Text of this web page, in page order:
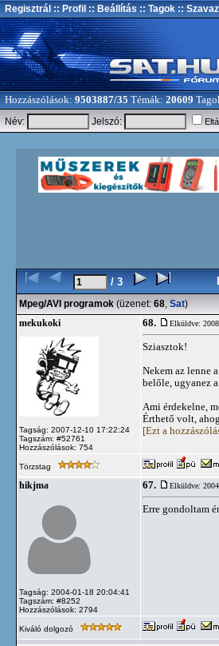
Regisztrál :: Profil :: Beállítás :: Tagok ::
Hozzászólások: 9503887/35 Témák: 20609
Név:
Jelszó:
/ 3
Mpeg/AVI programok (üzenet: 68, Sat)
mekukoki
Tagság: 2007-12-10 17:22:24
Tagszám: #52761
Hozzászólások: 754
68. Elküldve:
Sziasztok!
Nekem az lenne
belőle, ugyanez
Ami érdekelne,
Érthető volt,
[Ezt a
Törzstag
hikjma
Tagság: 2004-01-18 20:04:41
Tagszám: #8252
Hozzászólások: 2794
67. Elküldve:
Erre gondoltam
Kiváló dolgozó